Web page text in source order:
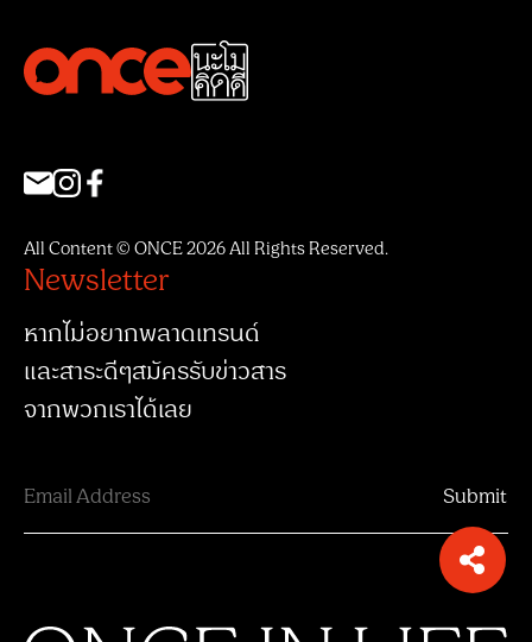
All Content © ONCE 2026 All Rights Reserved.
Newsletter
หากไม่อยากพลาดเทรนด์
และสาระดีๆสมัครรับข่าวสาร
จากพวกเราได้เลย